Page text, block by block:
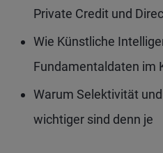
Private Credit und
Wie Künstliche
Fundamentaldaten im
Warum Selektivität
wichtiger sind denn je